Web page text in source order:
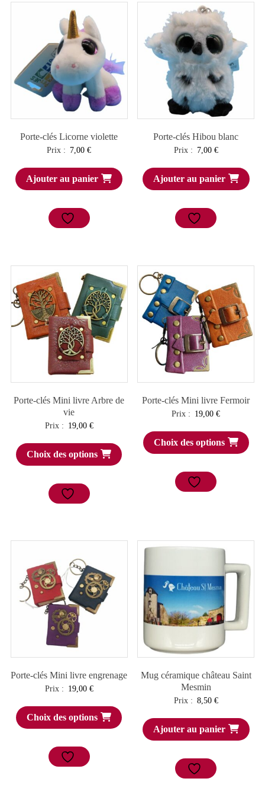
Porte-clés Licorne violette
Prix : 7,00€
Ajouter au panier
Porte-clés Hibou blanc
Prix : 7,00 €
Ajouter au panier
Porte-clés Mini livre Arbre de
vie
Prix : 19,00 €
Choix des options
Porte-clés Mini livre Fermoir
Prix : 19,00€
Choix des options
Porte-clés Mini livre engrenage
Prix : 19,00 €
Choix des options
Mug céramique château Saint
Mesmin
Prix : 8,50 €
Ajouter au panier